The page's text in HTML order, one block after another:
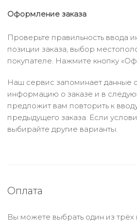
Оформление заказа
Проверьте правильность ввода
позиции заказа, выбор
покупателе. Нажмите кнопку
Наш сервис запоминает данные
информацию о заказе и в
предложит вам повторить к
предыдущего заказа. Если
выбирайте другие варианты.
Оплата
Вы можете выбрать один из трёх